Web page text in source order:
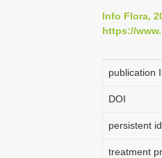
Info Flora,
https://
publication
DOI
persistent
treatment